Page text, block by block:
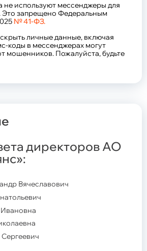
реквизиты
акционеров
портфель
800 707 0357
используют мессенджеры для
Это запрещено Федеральным
№ 41-ФЗ.
личные данные, включая
коды в мессенджерах могут
мошенников. Пожалуйста, будьте
директоров АО
Вячеславович